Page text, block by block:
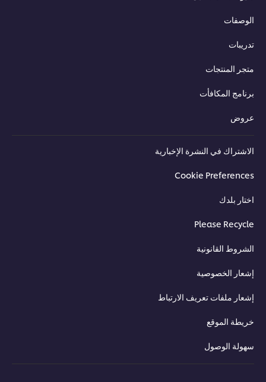
الوصفات
تدريبات
متجر المنتجات
برنامج المكافأت
عروض
الاشتراك في النشرة الإخبارية
Cookie Preferences
اختار بلدك
Please Recycle
الشروط القانونية
إشعار الخصوصية
إشعار ملفات تعريف الارتباط
خريطة الموقع
سهولة الوصول